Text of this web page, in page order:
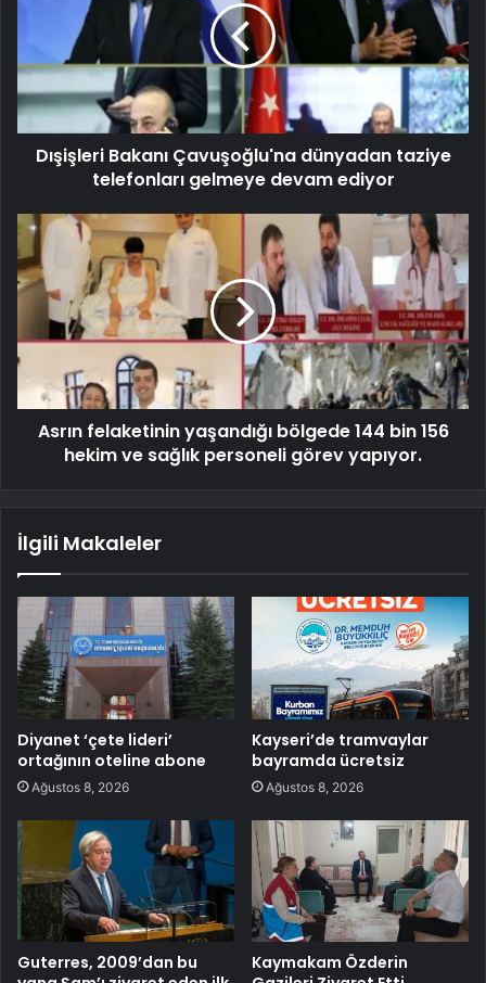
Dışişleri Bakanı Çavuşoğlu'na dünyadan taziye
telefonları gelmeye devam ediyor
Asrın felaketinin yaşandığı bölgede 144 bin 156
hekim ve sağlık personeli görev yapıyor.
İlgili Makaleler
Diyanet ‘çete lideri’
ortağının oteline abone
Ağustos 8, 2026
Kayseri’de tramvaylar
bayramda ücretsiz
Ağustos 8, 2026
Guterres, 2009’dan bu
Kaymakam Özderin